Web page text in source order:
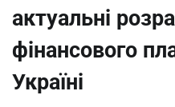
актуальні
фінансового
Україні